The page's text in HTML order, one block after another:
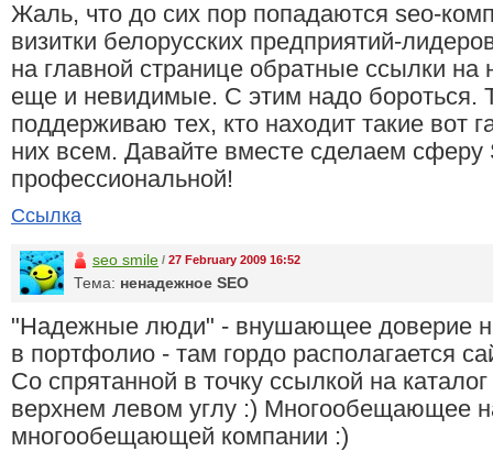
Жаль, что до сих пор попадаются seo-
визитки белорусских предприятий-
на главной странице обратные ссылки на
еще и невидимые. С этим надо бороться.
поддерживаю тех, кто находит такие вот
них всем. Давайте вместе сделаем сферу
профессиональной!
Ссылка
seo smile / 27 February 2009 16:52
Тема: ненадежное SEO
"Надежные люди" - внушающее доверие
в портфолио - там гордо располагается
Со спрятанной в точку ссылкой на
верхнем левом углу :) Многообещающее
многообещающей компании :)